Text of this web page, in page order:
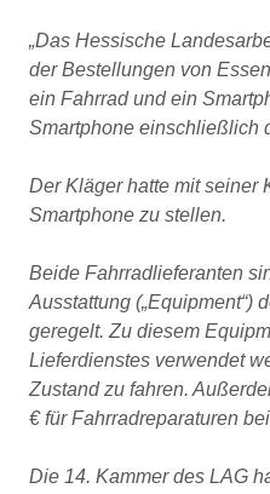
„Das Hessische
der Bestellungen von
ein Fahrrad und ein
Smartphone einschließlich
Der Kläger hatte mit seiner
Smartphone zu stellen.
Beide Fahrradlieferanten
Ausstattung („Equipment“)
geregelt. Zu diesem
Lieferdienstes verwendet
Zustand zu fahren.
€ für Fahrradreparaturen
Die 14. Kammer des LAG